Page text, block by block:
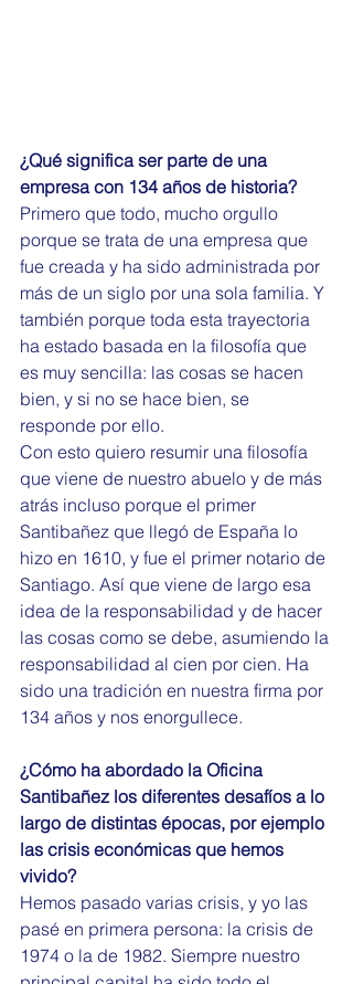
¿Qué significa ser parte de una
empresa con 134 años de historia?
Primero que todo, mucho orgullo
porque se trata de una empresa que
fue creada y ha sido administrada por
más de un siglo por una sola familia. Y
también porque toda esta trayectoria
ha estado basada en la filosofía que
es muy sencilla: las cosas se hacen
bien, y si no se hace bien, se
responde por ello.
Con esto quiero resumir una filosofía
que viene de nuestro abuelo y de más
atrás incluso porque el primer
Santibañez que llegó de España lo
hizo en 1610, y fue el primer notario de
Santiago. Así que viene de largo esa
idea de la responsabilidad y de hacer
las cosas como se debe, asumiendo la
responsabilidad al cien por cien. Ha
sido una tradición en nuestra firma por
134 años y nos enorgullece.
¿Cómo ha abordado la Oficina
Santibañez los diferentes desafíos a lo
largo de distintas épocas, por ejemplo
las crisis económicas que hemos
vivido?
Hemos pasado varias crisis, y yo las
pasé en primera persona: la crisis de
1974 o la de 1982. Siempre nuestro